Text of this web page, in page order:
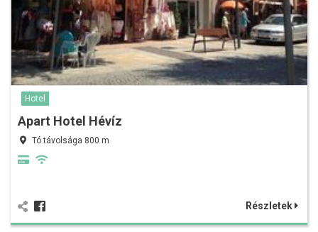
Hotel
Apart Hotel Hévíz
Tó távolsága 800 m
Részletek